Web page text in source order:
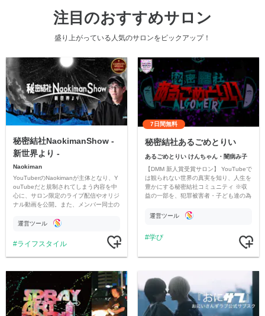
注目のおすすめサロン
盛り上がっている人気のサロンをピックアップ！
秘密結社NaokimanShow -
新世界より -
Naokiman
YouTuberのNaokimanが主体となり、Y
ouTubeだと規制されてしまう内容を中
心に、サロン限定のライブ配信やオリジ
ナル動画を公開。また、メンバー同士の
ただいています。
運営ツール
ライフスタイル
7日間無料
秘密結社あるごめとりい
あるごめとりい けんちゃん・闇病み子
【DMM 新人賞受賞サロン】 YouTubeで
は観られない世界の真実を知り、人生を
豊かにする秘密結社コミュニティ ※収
益の一部を、犯罪被害者・子ども達の為
す運営ツール
学び